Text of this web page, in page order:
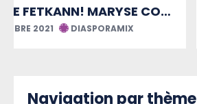
21 AOÛT 2021
Navigation par thème